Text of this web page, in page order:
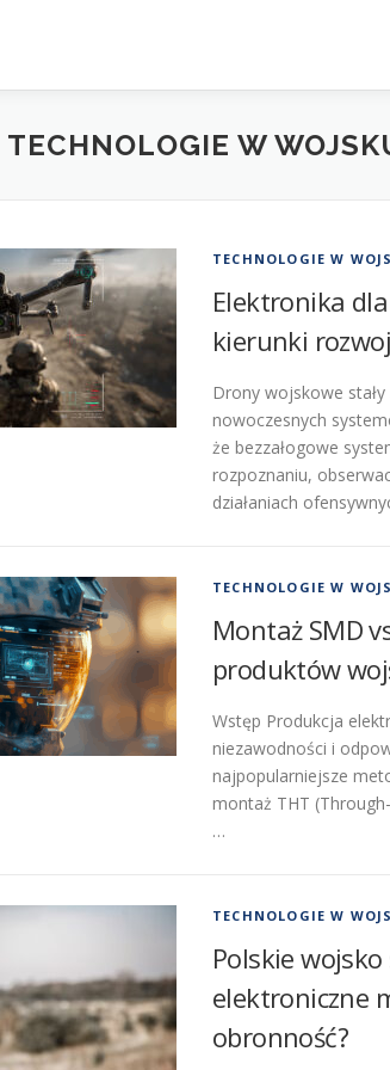
TECHNOLOGIE W
TECHNOLOGIE W
Elektronika
kierunki
Drony wojskowe
nowoczesnych
że bezzałogowe
rozpoznaniu,
działaniach
TECHNOLOGIE W
Montaż SMD
produktów
Wstęp Produkcja
niezawodności i
najpopularniejsze
montaż THT
…
TECHNOLOGIE W
Polskie
elektroniczne
obronność?